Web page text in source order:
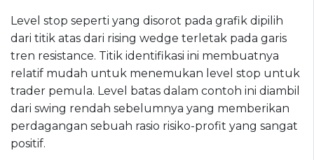
Level stop seperti yang disorot pada grafik dipilih
dari titik atas dari rising wedge terletak pada garis
tren resistance. Titik identifikasi ini membuatnya
relatif mudah untuk menemukan level stop untuk
trader pemula. Level batas dalam contoh ini diambil
dari swing rendah sebelumnya yang memberikan
perdagangan sebuah rasio risiko-profit yang sangat
positif.